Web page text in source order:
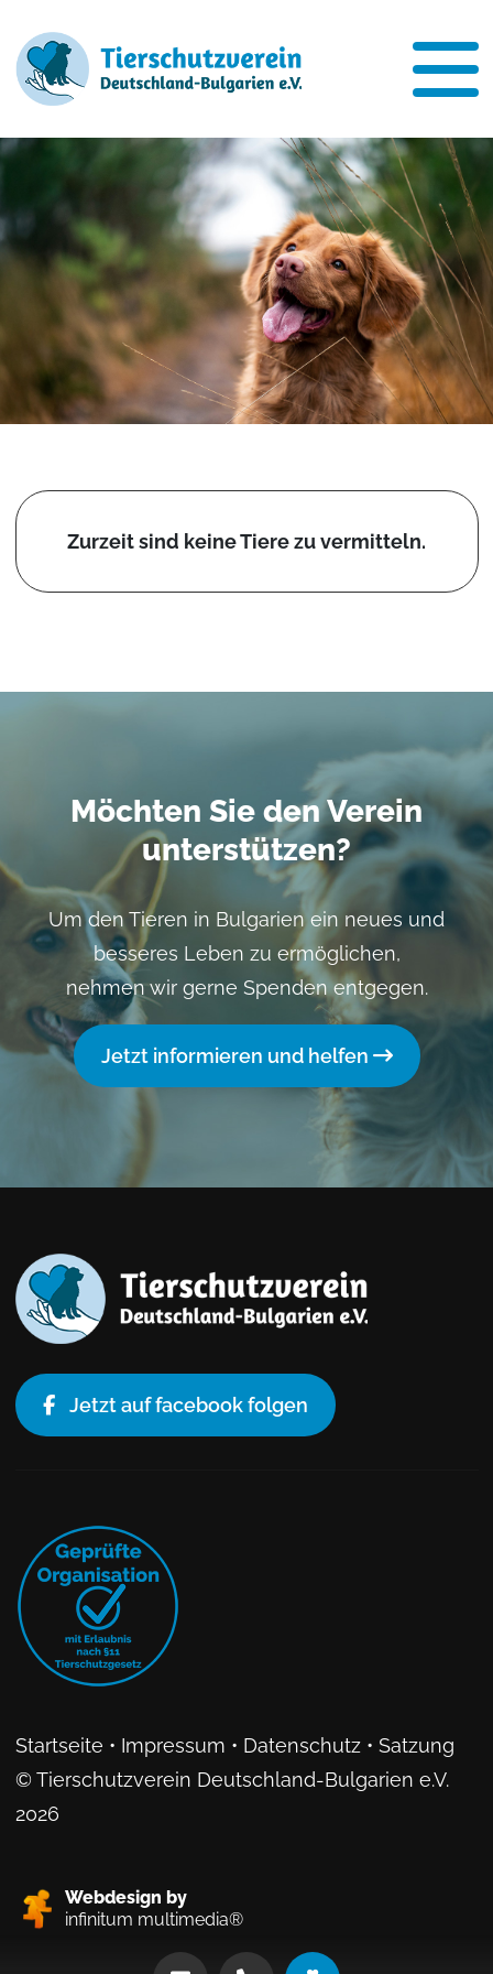
Zurzeit sind keine Tiere zu vermitteln.
Möchten Sie den Verein
unterstützen?
Um den Tieren in Bulgarien ein neues und
besseres Leben zu ermöglichen,
nehmen wir gerne Spenden entgegen.
Jetzt informieren und helfen
Jetzt auf facebook folgen
Startseite • Impressum • Datenschutz• Satzung
© Tierschutzverein Deutschland-Bulgarien e.V.
2026
Webdesign by
infinitum multimedia®